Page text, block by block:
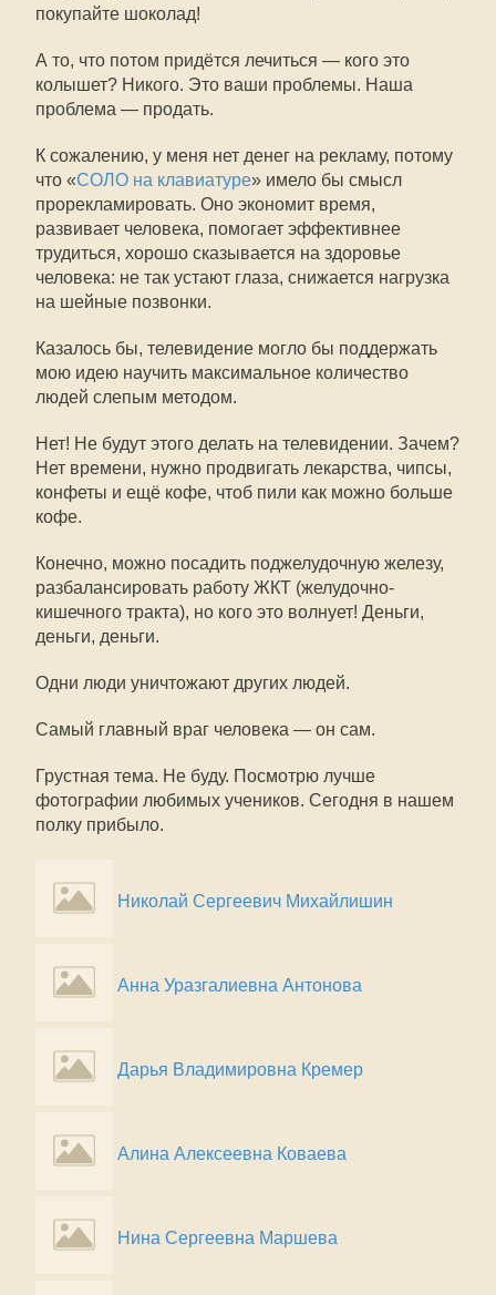
покупайте шоколад!
А то, что потом придётся лечиться — кого это
колышет? Никого. Это ваши проблемы. Наша
проблема — продать.
К сожалению, у меня нет денег на рекламу, потому
что «СОЛО на клавиатуре» имело бы смысл
прорекламировать. Оно экономит время,
развивает человека, помогает эффективнее
трудиться, хорошо сказывается на здоровье
человека: не так устают глаза, снижается нагрузка
на шейные позвонки.
Казалось бы, телевидение могло бы поддержать
мою идею научить максимальное количество
людей слепым методом.
Нет! Не будут этого делать на телевидении. Зачем?
Нет времени, нужно продвигать лекарства, чипсы,
конфеты и ещё кофе, чтоб пили как можно больше
кофе.
Конечно, можно посадить поджелудочную железу,
разбалансировать работу ЖКТ (желудочно-
кишечного тракта), но кого это волнует! Деньги,
деньги, деньги.
Одни люди уничтожают других людей.
Самый главный враг человека — он сам.
Грустная тема. Не буду. Посмотрю лучше
фотографии любимых учеников. Сегодня в нашем
полку прибыло.
Николай Сергеевич Михайлишин
Анна Уразгалиевна Антонова
Дарья Владимировна Кремер
Алина Алексеевна Коваева
Нина Сергеевна Маршева